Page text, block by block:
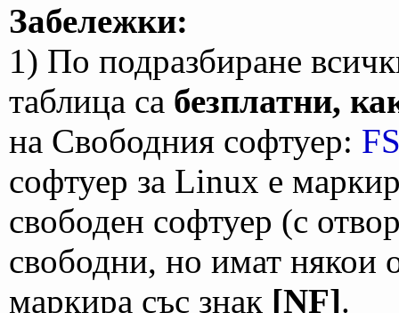
Забележки:
1) По подразбиране
таблица са безплатни,
на Свободния софтуер:
софтуер за Linux е
свободен софтуер (с
свободни, но имат някои
маркира със знак [NF].